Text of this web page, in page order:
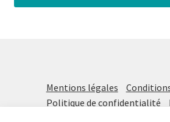
Mentions légales
Politique de confidentialité